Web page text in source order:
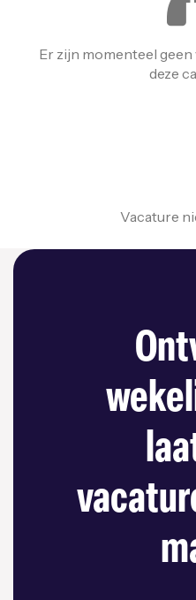
Er zijn momenteel
deze
Vacature